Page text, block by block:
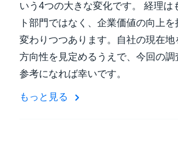
いう4つの大きな変化です。 経理は
ト部門ではなく、企業価値の向上
変わりつつあります。自社の現在
方向性を見定めるうえで、今回の
参考になれば幸いです。
もっと見る